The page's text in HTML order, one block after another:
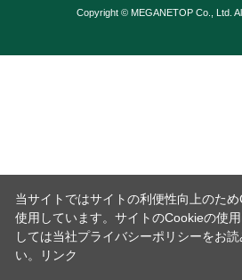
Copyright © MEGANETOP Co., Ltd.
当サイトではサイトの利便性向上のた
使用しています。サイトのCookieの使
しては当社プライバシーポリシーをお読
い。
リンク